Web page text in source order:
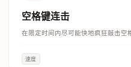
空格键连击
在限定时间内尽可能快地疯狂敲击空
速度